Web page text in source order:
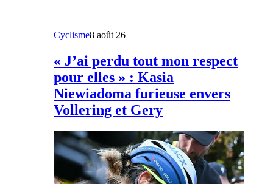
Cyclisme8 août 26
« J’ai perdu tout mon respect
pour elles » : Kasia
Niewiadoma furieuse envers
Vollering et Gery